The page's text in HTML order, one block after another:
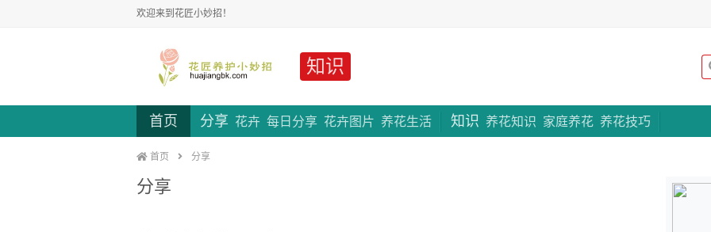
欢迎来到花匠小妙招！
知识
首页 分享 花卉 每日分享 花卉图片 养花生活 知识 养花知识 家庭养花 养花技巧专题策划
首页 分享
分享